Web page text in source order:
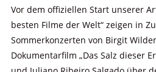
Vor dem offiziellen Start unserer
besten Filme der Welt“ zeigen in
Sommerkonzerten von Birgit
Dokumentarfilm „Das Salz dieser